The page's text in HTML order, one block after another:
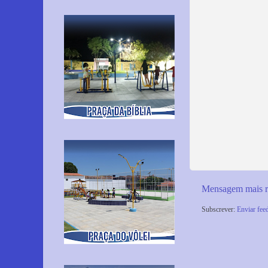
Mensagem mais
Subscrever: Enviar